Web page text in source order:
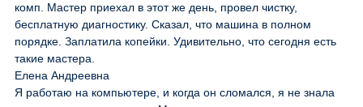
комп. Мастер приехал в этот же день, провел чистку,
бесплатную диагностику. Сказал, что машина в полном
порядке. Заплатила копейки. Удивительно, что сегодня есть
такие мастера.
Елена Андреевна
Я работаю на компьютере, и когда он сломался, я не знала